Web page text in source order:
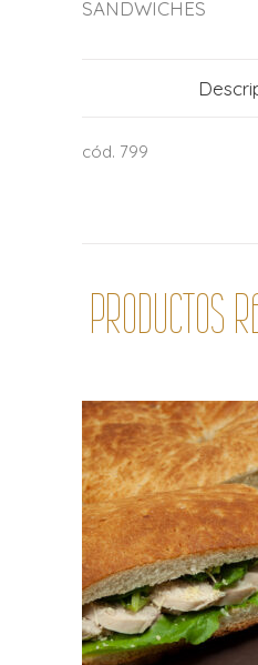
SANDWICHES
cód. 799
PRODUCTOS
ADICIONAR